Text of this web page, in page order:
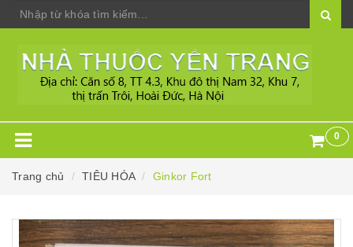
0
Trang chủ TIÊU HÓA Ginkor Fort